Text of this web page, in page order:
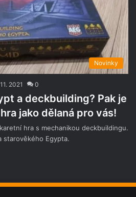
Novinky
2021 0
a deckbuilding? Pak je
jako dělaná pro vás!
hra s mechanikou deckbuildingu.
starověkého Egypta.